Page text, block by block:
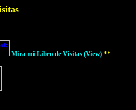
Mira mi Libro de Visitas (View) **